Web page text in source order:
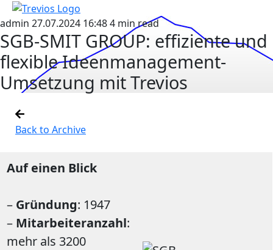
admin 27.07.2024 16:484 min read
SGB-SMIT GROUP: effiziente und
flexible Ideenmanagement-
Umsetzung mit Trevios
Back to Archive
Auf einen Blick
– Gründung: 1947
– Mitarbeiteranzahl:
mehr als 3200